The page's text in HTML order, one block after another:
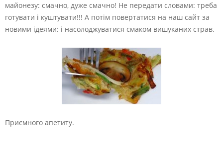
майонезу: смачно, дуже смачно! Не передати словами: треба
готувати і куштувати!!! А потім повертатися на наш сайт за
новими ідеями: і насолоджуватися смаком вишуканих страв.
Приємного апетиту.